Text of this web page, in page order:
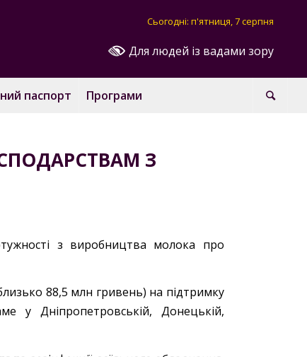
Для людей із вадами зору
Сьогодні: п'ятниця, 7 серпня
паспорт Програми
З
з виробництва молока про
88,5 млн гривень) на підтримку
у Дніпропетровській, Донецькій,